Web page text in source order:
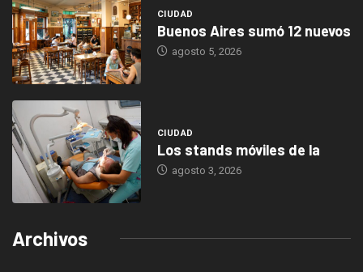
CIUDAD
Buenos Aires sumó 12 nuevos
agosto 5, 2026
CIUDAD
Los stands móviles de la
agosto 3, 2026
Archivos